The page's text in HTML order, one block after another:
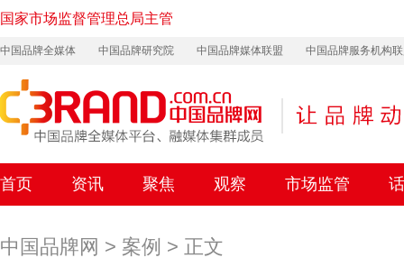
国家市场监督管理总局主管
中国品牌全媒体 中国品牌研究院 中国品牌媒体联盟 中国品牌服务机构
首页 资讯 聚焦 观察 市场监管
中国品牌网 > 案例 > 正文